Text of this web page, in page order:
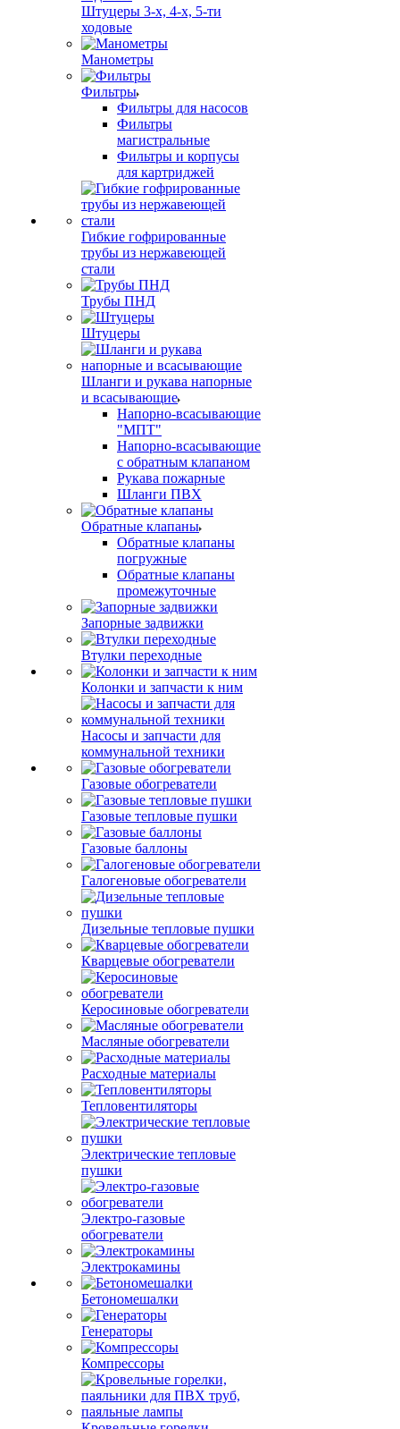
Штуцеры 3-х, 4-х, 5-ти
ходовые
Манометры
Фильтры
Фильтры для насосов
Фильтры
магистральные
Фильтры и корпусы
для картриджей
Гибкие гофрированные
трубы из нержавеющей
стали
Трубы ПНД
Штуцеры
Шланги и рукава напорные
и всасывающие
Напорно-всасывающие
"МПТ"
Напорно-всасывающие
с обратным клапаном
Рукава пожарные
Шланги ПВХ
Обратные клапаны
Обратные клапаны
погружные
Обратные клапаны
промежуточные
Запорные задвижки
Втулки переходные
Колонки и запчасти к ним
Насосы и запчасти для
коммунальной техники
Газовые обогреватели
Газовые тепловые пушки
Газовые баллоны
Галогеновые обогреватели
Дизельные тепловые пушки
Кварцевые обогреватели
Керосиновые обогреватели
Масляные обогреватели
Расходные материалы
Тепловентиляторы
Электрические тепловые
пушки
Электро-газовые
обогреватели
Электрокамины
Бетономешалки
Генераторы
Компрессоры